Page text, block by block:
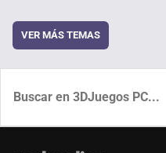
VER MÁS TEMAS